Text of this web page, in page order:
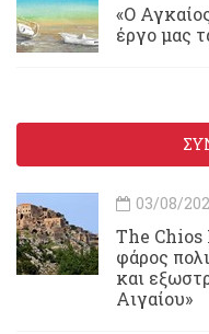
«Ο
έργο μας
03/08/
Τhe Chios
φάρος
και
Αιγαίου»